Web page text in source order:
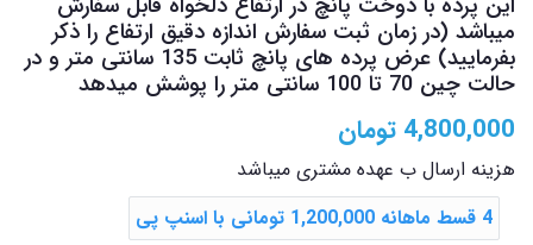
میباشد (در زمان ثبت سفارش اندازه دقیق ارتفاع را ذکر
بفرمایید) عرض پرده های پانچ ثابت 135 سانتی متر و در
حالت چین 70 تا 100 سانتی متر را پوشش میدهد
4,800,000 تومان
هزینه ارسال ب عهده مشتری میباشد
4 قسط ماهانه 1,200,000 تومانی با اسنپ ‌پی